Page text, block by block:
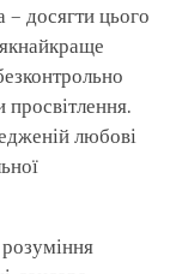
досягти цього
любові